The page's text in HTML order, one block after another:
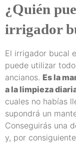
¿Quién
irrigador
El irrigador bucal
puede utilizar
ancianos. Es la
a la limpieza
cuales no habías
supondrá un
Conseguirás una
y, por